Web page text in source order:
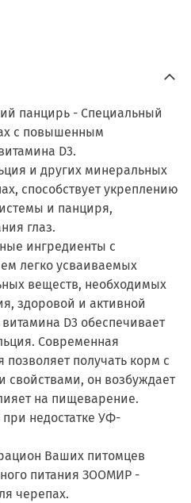
панцирь - Специальный
с повышенным
D3.
и других минеральных
способствует укреплению
и панциря,
глаз.
ингредиенты с
легко усваиваемых
веществ, необходимых
здоровой и активной
D3 обеспечивает
Современная
позволяет получать корм с
он возбуждает
на пищеварение.
недостатке УФ-
Ваших питомцев
питания ЗООМИР -
черепах.